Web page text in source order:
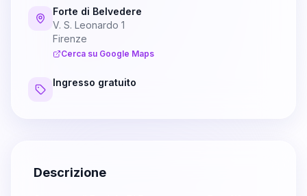
Forte di Belvedere
V. S. Leonardo 1
Firenze
Cerca su Google Maps
Ingresso gratuito
Descrizione